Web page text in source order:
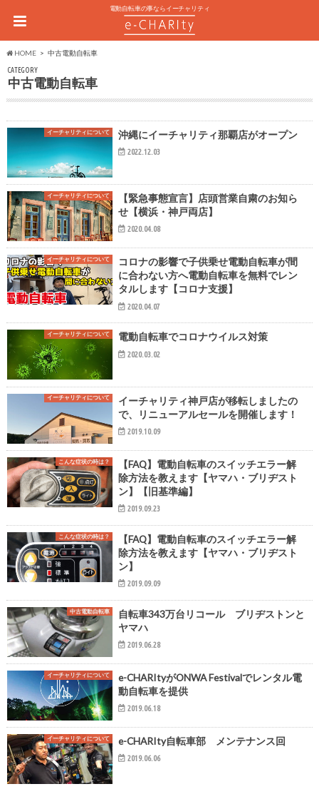
電動自転車の事ならイーチャリティ
HOME 中古電動自転車
CATEGORY
中古電動自転車
イーチャリティについて 沖縄にイーチャリティ那覇店がオープン
2022.12.03
イーチャリティについて
【緊急事態宣言】店頭営業自粛のお知ら
せ【横浜・神戸両店】
2020.04.08
イーチャリティについて
コロナの影響で子供乗せ電動自転車が間
に合わない方へ電動自転車を無料でレン
タルします【コロナ支援】
2020.04.07
イーチャリティについて 電動自転車でコロナウイルス対策
2020.03.02
イーチャリティについて
イーチャリティ神戸店が移転しましたの
で、リニューアルセールを開催します！
2019.10.09
こんな症状の時は？
【FAQ】電動自転車のスイッチエラー解
除方法を教えます【ヤマハ・ブリヂスト
ン】【旧基準編】
2019.09.23
こんな症状の時は？
【FAQ】電動自転車のスイッチエラー解
除方法を教えます【ヤマハ・ブリヂスト
ン】
2019.09.09
中古電動自転車
自転車343万台リコール ブリヂストンと
ヤマハ
2019.06.28
イーチャリティについて
e-CHARItyがONWA Festivalでレンタル電
動自転車を提供
2019.06.18
イーチャリティについて e-CHARIty自転車部 メンテナンス回
2019.06.06